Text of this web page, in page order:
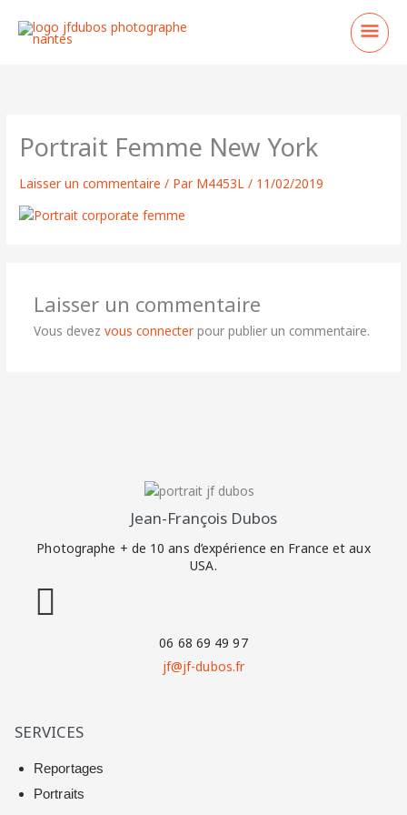
contenu
Portrait Femme New York
Laisser un commentaire / Par M4453L/ 11/02/2019
Laisser un commentaire
Vous devez vous connecterpour publier un commentaire.
Jean-François Dubos
Photographe + de 10 ans d’expérience en France et aux
USA.
06 68 69 49 97
jf@jf-dubos.fr
SERVICES
Reportages
Portraits